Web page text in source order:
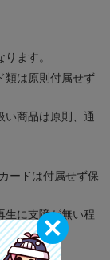
ます。
類は原則付属せず
い商品は原則、通
ードは付属せず保
生に支障が無い程